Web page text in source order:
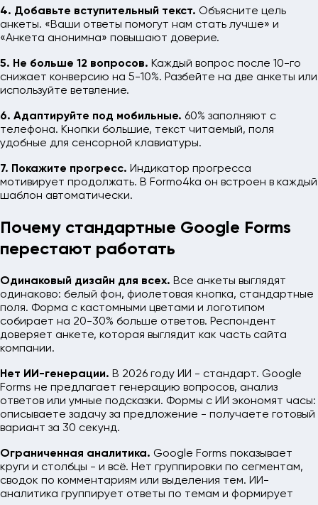
4. Добавьте вступительный текст. Объясните цель
анкеты. «Ваши ответы помогут нам стать лучше» и
«Анкета анонимна» повышают доверие.
5. Не больше 12 вопросов. Каждый вопрос после 10-го
снижает конверсию на 5-10%. Разбейте на две анкеты или
используйте ветвление.
6. Адаптируйте под мобильные. 60% заполняют с
телефона. Кнопки большие, текст читаемый, поля
удобные для сенсорной клавиатуры.
7. Покажите прогресс. Индикатор прогресса
мотивирует продолжать. В Formo4ka он встроен в каждый
шаблон автоматически.
Почему стандартные Google Forms
перестают работать
Одинаковый дизайн для всех. Все анкеты выглядят
одинаково: белый фон, фиолетовая кнопка, стандартные
поля. Форма с кастомными цветами и логотипом
собирает на 20-30% больше ответов. Респондент
доверяет анкете, которая выглядит как часть сайта
компании.
Нет ИИ-генерации. В 2026 году ИИ - стандарт. Google
Forms не предлагает генерацию вопросов, анализ
ответов или умные подсказки. Формы с ИИ экономят часы:
описываете задачу за предложение - получаете готовый
вариант за 30 секунд.
Ограниченная аналитика. Google Forms показывает
круги и столбцы - и всё. Нет группировки по сегментам,
сводок по комментариям или выделения тем. ИИ-
аналитика группирует ответы по темам и формирует